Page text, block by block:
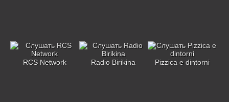
RCS Network Radio Birikina Pizzica e dintorni